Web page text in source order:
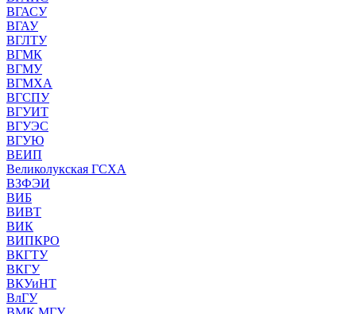
ВГАСУ
ВГАУ
ВГЛТУ
ВГМК
ВГМУ
ВГМХА
ВГСПУ
ВГУИТ
ВГУЭС
ВГУЮ
ВЕИП
Великолукская ГСХА
ВЗФЭИ
ВИБ
ВИВТ
ВИК
ВИПКРО
ВКГТУ
ВКГУ
ВКУиНТ
ВлГУ